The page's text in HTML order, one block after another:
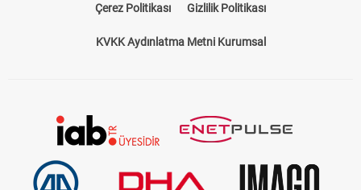
Çerez Politikası Gizlilik Politikası
KVKK Aydınlatma Metni Kurumsal